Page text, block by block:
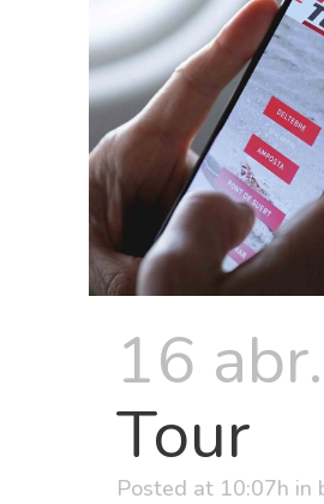
16 abr.
Tour
Posted at 10:07h in